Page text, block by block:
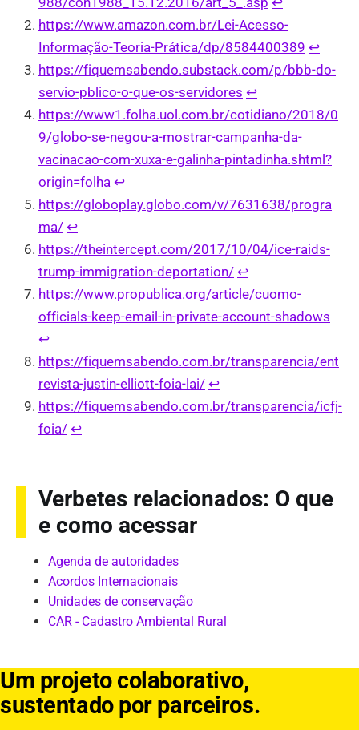
https://www.amazon.com.br/Lei-Acesso-
Informação-Teoria-Prática/dp/8584400389 ↩︎
https://fiquemsabendo.substack.com/p/bbb-do-
servio-pblico-o-que-os-servidores ↩︎
https://www1.folha.uol.com.br/cotidiano/2018/0
9/globo-se-negou-a-mostrar-campanha-da-
vacinacao-com-xuxa-e-galinha-pintadinha.shtml?
origin=folha ↩︎
https://globoplay.globo.com/v/7631638/progra
ma/ ↩︎
https://theintercept.com/2017/10/04/ice-raids-
trump-immigration-deportation/ ↩︎
https://www.propublica.org/article/cuomo-
officials-keep-email-in-private-account-shadows
↩︎
https://fiquemsabendo.com.br/transparencia/ent
revista-justin-elliott-foia-lai/ ↩︎
https://fiquemsabendo.com.br/transparencia/icfj-
foia/ ↩︎
Verbetes relacionados: O que
e como acessar
Agenda de autoridades
Acordos Internacionais
Unidades de conservação
CAR - Cadastro Ambiental Rural
Um projeto colaborativo,
sustentado por parceiros.